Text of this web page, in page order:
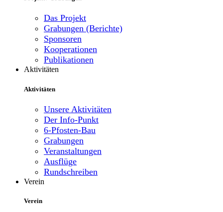
Das Projekt
Grabungen (Berichte)
Sponsoren
Kooperationen
Publikationen
Aktivitäten
Aktivitäten
Unsere Aktivitäten
Der Info-Punkt
6-Pfosten-Bau
Grabungen
Veranstaltungen
Ausflüge
Rundschreiben
Verein
Verein